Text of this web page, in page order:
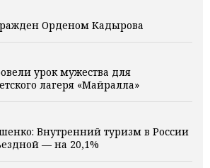
Орденом Кадырова
урок мужества для
лагеря «Майралла»
Внутренний туризм в России
— на 20,1%